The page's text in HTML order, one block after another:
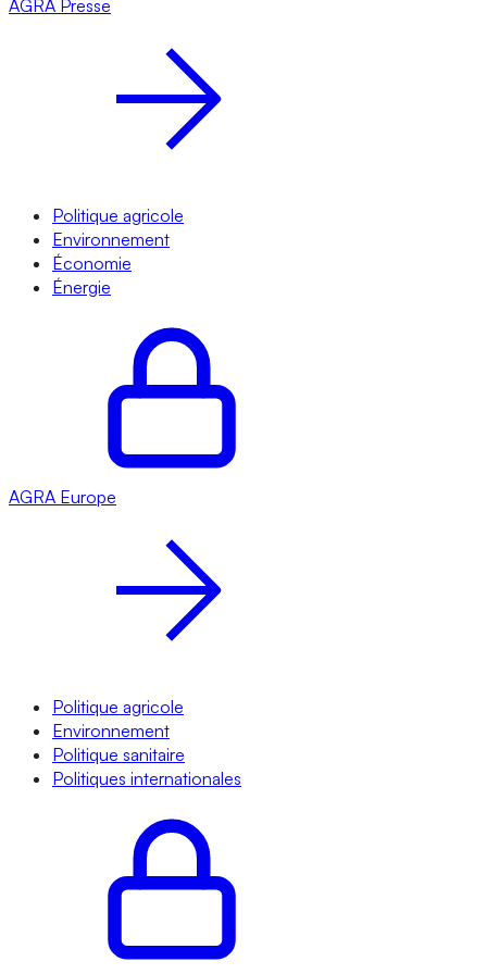
AGRA Presse
Politique agricole
Environnement
Économie
Énergie
AGRA Europe
Politique agricole
Environnement
Politique sanitaire
Politiques internationales